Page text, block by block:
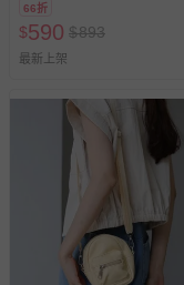
-新生兒親膚衣
帶束縛衣、餐
-其他原廠盒裝
示字句等說明
國際航空、客
相關的退換貨辦
66折
$590 $893
最新上架